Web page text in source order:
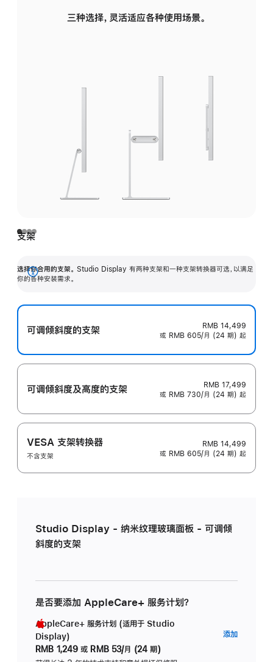
三种选择，灵活适应各种使用场景。
支架
选择你合用的支架。 Studio Display 有两种支架和一种支架转换器可选，以满足
你的各种安装需求。
展
可调倾斜度的支架
RMB 14,499
或 RMB 605/月 (24 期) 起
可调倾斜度及高‍度的支‍架
RMB 17,499
或 RMB 730/月 (24 期) 起
VESA 支架转换器
不含支架
RMB 14,499
或 RMB 605/月 (24 期) 起
Studio Display - 纳米纹理玻璃面板 - 可调倾
斜度的支架
是否要添加 AppleCare+ 服务计划？
AppleCare+ 服务计划 (适用于 Studio
Display)
RMB 1,249 或 RMB 53/月 (24 期)
添加